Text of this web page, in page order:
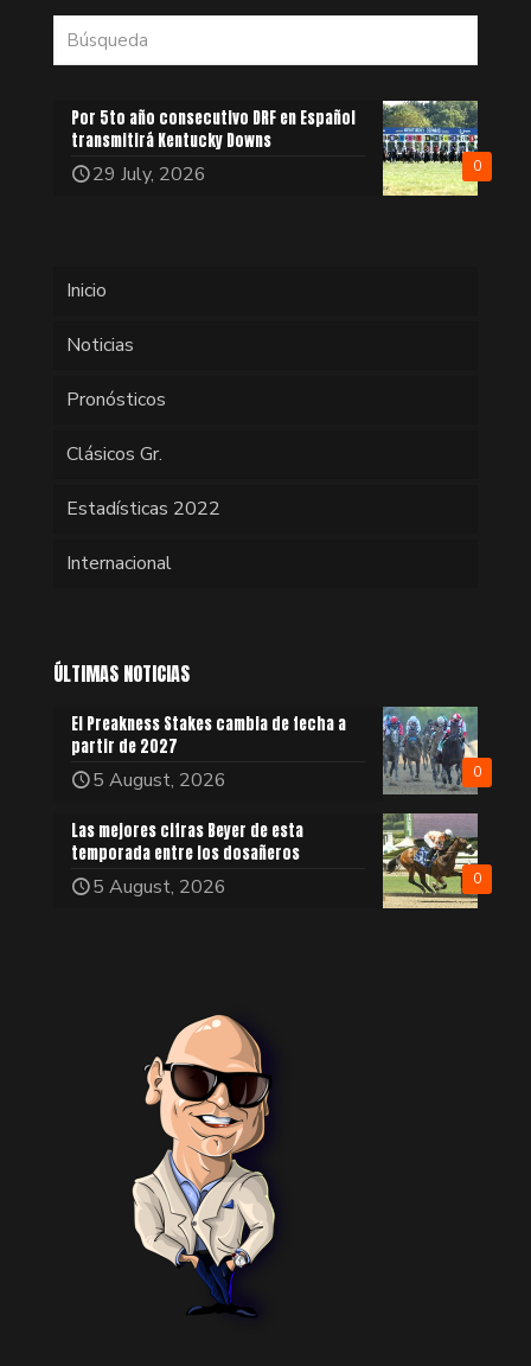
0
Por 5to año consecutivo DRF en Español
transmitirá Kentucky Downs
29 July, 2026
Inicio
Noticias
Pronósticos
Clásicos Gr.
Estadísticas 2022
Internacional
ÚLTIMAS NOTICIAS
0
El Preakness Stakes cambia de fecha a
partir de 2027
5 August, 2026
0
Las mejores cifras Beyer de esta
temporada entre los dosañeros
5 August, 2026